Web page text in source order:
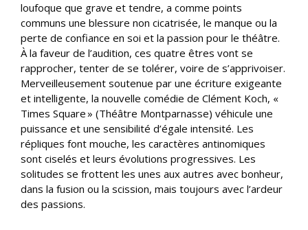
loufoque que grave et tendre, a comme points
communs une blessure non cicatrisée, le manque ou la
perte de confiance en soi et la passion pour le théâtre.
À la faveur de l’audition, ces quatre êtres vont se
rapprocher, tenter de se tolérer, voire de s’apprivoiser.
Merveilleusement soutenue par une écriture exigeante
et intelligente, la nouvelle comédie de Clément Koch, «
Times Square » (Théâtre Montparnasse) véhicule une
puissance et une sensibilité d’égale intensité. Les
répliques font mouche, les caractères antinomiques
sont ciselés et leurs évolutions progressives. Les
solitudes se frottent les unes aux autres avec bonheur,
dans la fusion ou la scission, mais toujours avec l’ardeur
des passions.